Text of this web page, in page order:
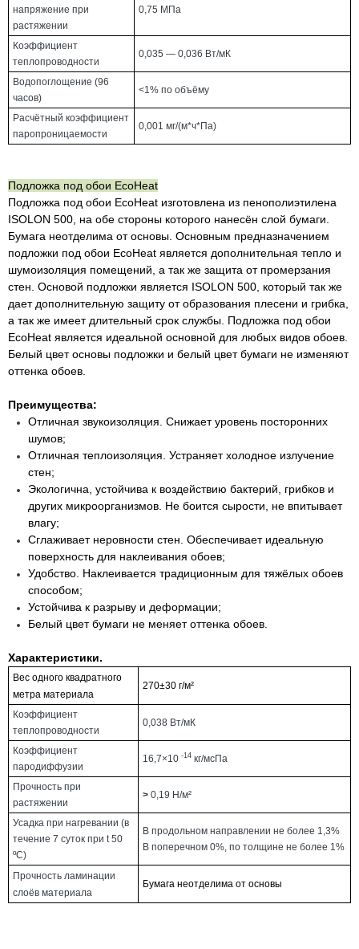
напряжение при
растяжении
0,75 МПа
Коэффициент
теплопроводности
0,035 — 0,036 Вт/мК
Водопоглощение (96
часов)
<1% по объёму
Расчётный коэффициент
паропроницаемости
0,001 мг/(м*ч*Па)
Подложка под обои EcoHeat
Подложка под обои EcoHeat изготовлена из пенополиэтилена
ISOLON 500, на обе стороны которого нанесён слой бумаги.
Бумага неотделима от основы. Основным предназначением
подложки под обои EcoHeat является дополнительная тепло и
шумоизоляция помещений, а так же защита от промерзания
стен. Основой подложки является ISOLON 500, который так же
дает дополнительную защиту от образования плесени и грибка,
а так же имеет длительный срок службы. Подложка под обои
EcoHeat является идеальной основной для любых видов обоев.
Белый цвет основы подложки и белый цвет бумаги не изменяют
оттенка обоев.
Преимущества:
Отличная звукоизоляция. Снижает уровень посторонних
шумов;
Отличная теплоизоляция. Устраняет холодное излучение
стен;
Экологична, устойчива к воздействию бактерий, грибков и
других микроорганизмов. Не боится сырости, не впитывает
влагу;
Сглаживает неровности стен. Обеспечивает идеальную
поверхность для наклеивания обоев;
Удобство. Наклеивается традиционным для тяжёлых обоев
способом;
Устойчива к разрыву и деформации;
Белый цвет бумаги не меняет оттенка обоев.
Характеристики.
Вес одного квадратного
метра материала
270±30 г/м²
Коэффициент
теплопроводности
0,038 Вт/мК
Коэффициент
пародиффузии
16,7×10 -14 кг/мсПа
Прочность при
растяжении
> 0,19 Н/м²
Усадка при нагревании (в
течение 7 суток при t 50
ºС)
В продольном направлении не более 1,3%
В поперечном 0%, по толщине не более 1%
Прочность ламинации
слоёв материала
Бумага неотделима от основы